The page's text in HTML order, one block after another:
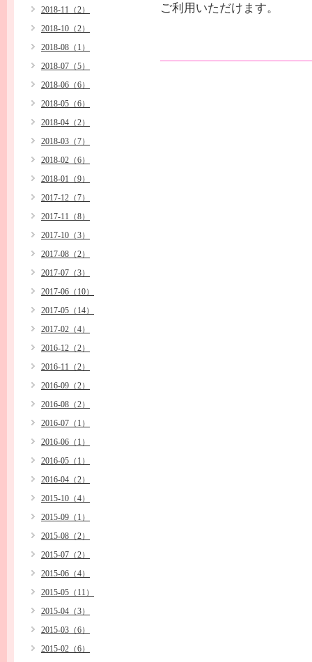
ご利用いただけます。
2018-11（2）
2018-10（2）
2018-08（1）
2018-07（5）
2018-06（6）
2018-05（6）
2018-04（2）
2018-03（7）
2018-02（6）
2018-01（9）
2017-12（7）
2017-11（8）
2017-10（3）
2017-08（2）
2017-07（3）
2017-06（10）
2017-05（14）
2017-02（4）
2016-12（2）
2016-11（2）
2016-09（2）
2016-08（2）
2016-07（1）
2016-06（1）
2016-05（1）
2016-04（2）
2015-10（4）
2015-09（1）
2015-08（2）
2015-07（2）
2015-06（4）
2015-05（11）
2015-04（3）
2015-03（6）
2015-02（6）